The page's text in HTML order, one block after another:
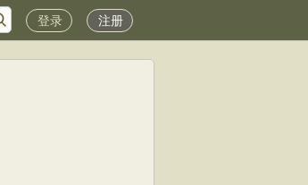
登录 注册